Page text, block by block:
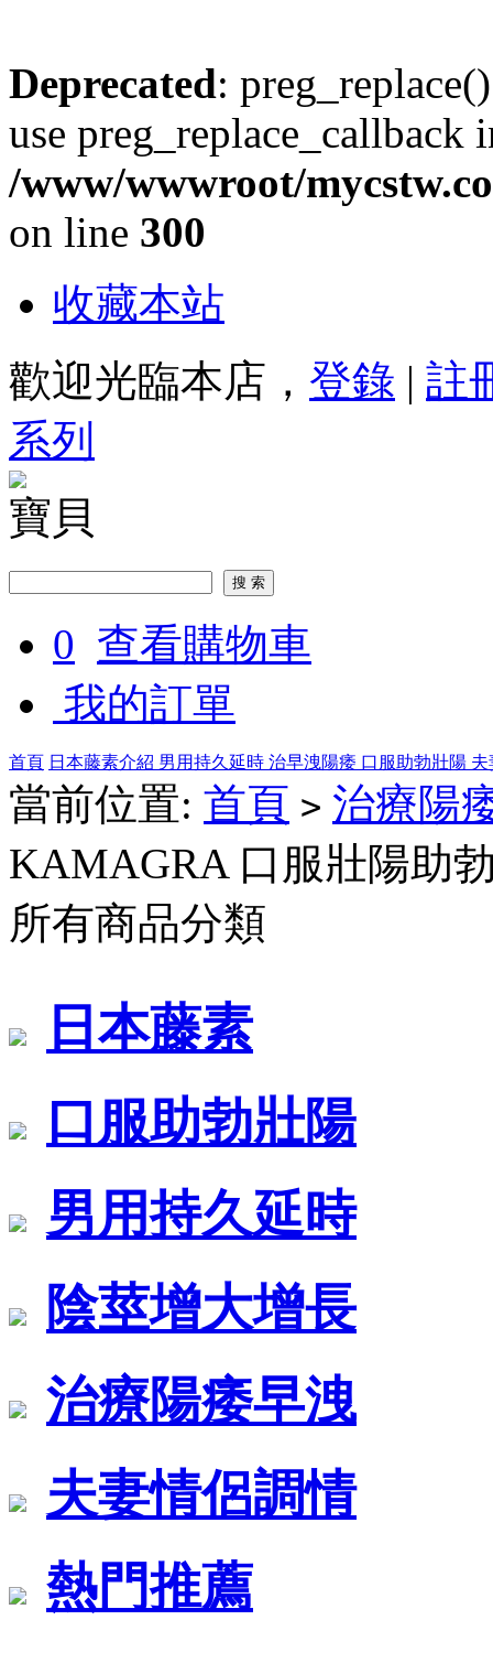
Deprecated:
use preg_replace_callback
/www/wwwroot/
on line 300
收藏本站
歡迎光臨本店， 登錄 | 註
系列
寶貝
0 查看購物車
我的訂單
首頁 日本藤素介紹 男用持久延時 治早洩陽痿 口服助勃壯陽
當前位置: 首頁 > 治療陽
KAMAGRA 口服壯陽助
所有商品分類
日本藤素
口服助勃壯陽
男用持久延時
陰莖增大增長
治療陽痿早洩
夫妻情侶調情
熱門推薦